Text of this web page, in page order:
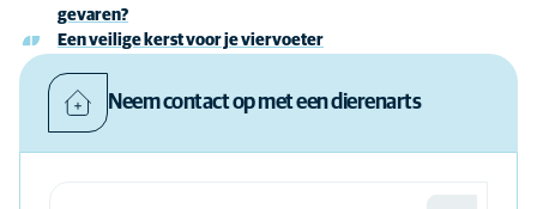
gevaren?
Een veilige kerst voor je viervoeter
Neem contact op met een dierenarts